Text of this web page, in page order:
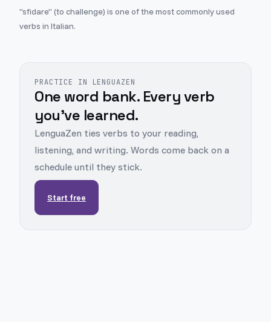
"sfidare" (to challenge) is one of the most commonly used
verbs in Italian.
PRACTICE IN LENGUAZEN
One word bank. Every verb
you've learned.
LenguaZen ties verbs to your reading,
listening, and writing. Words come back on a
schedule until they stick.
Start free